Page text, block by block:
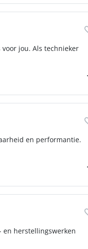
jou. Als technieker
en performantie.
en herstellingswerken